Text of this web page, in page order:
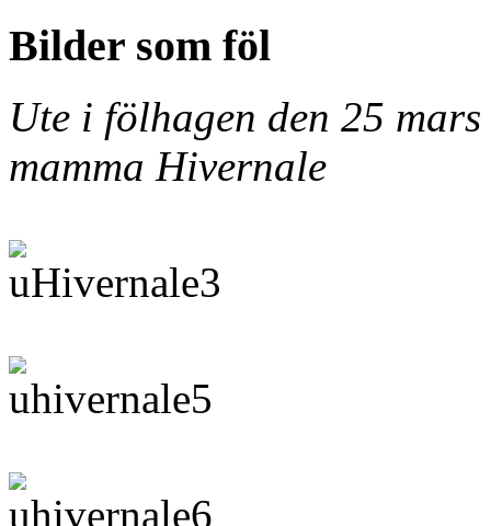
Bilder som föl
Ute i fölhagen den 25
mamma Hivernale